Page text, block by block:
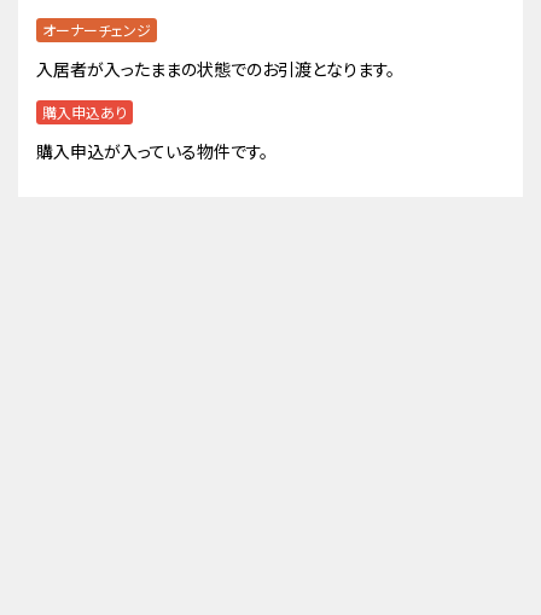
オーナーチェンジ
入居者が入ったままの状態でのお引渡となります。
購入申込あり
購入申込が入っている物件です。